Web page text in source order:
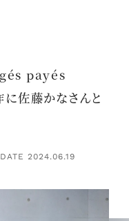
payés
佐藤かなさんと
2024.06.19